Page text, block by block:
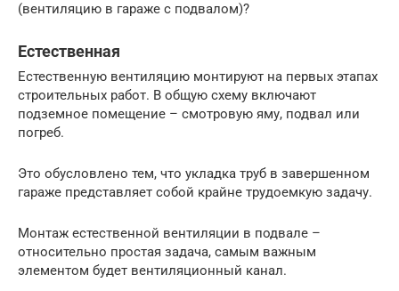
(вентиляцию в гараже с подвалом)?
Естественная
Естественную вентиляцию монтируют на первых этапах
строительных работ. В общую схему включают
подземное помещение – смотровую яму, подвал или
погреб.
Это обусловлено тем, что укладка труб в завершенном
гараже представляет собой крайне трудоемкую задачу.
Монтаж естественной вентиляции в подвале –
относительно простая задача, самым важным
элементом будет вентиляционный канал.